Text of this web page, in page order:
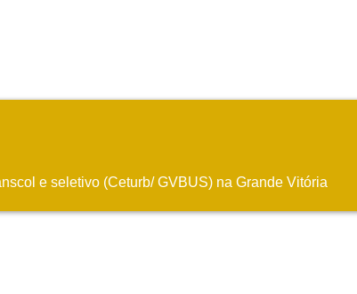
e seletivo (Ceturb/ GVBUS) na Grande Vitória